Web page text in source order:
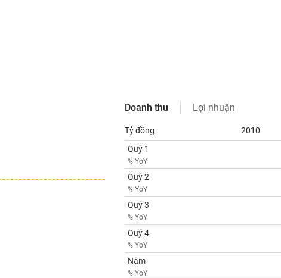
Doanh thu Lợi nhuận
Tỷ đồng 2010
Quý 1
% YoY
Quý 2
% YoY
Quý 3
% YoY
Quý 4
% YoY
Năm
% YoY